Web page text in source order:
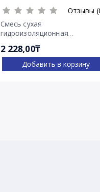
Отзывы
Смесь сухая
гидроизоляционная
Пенетрон
2 228,00₸
Добавить в корзину